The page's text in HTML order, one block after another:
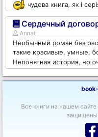
чудова книга, як і
Сердечный
Annat
Необычный роман без
такие красивые, умные,
Непонятная история, но
Все книги на нашем
защищены